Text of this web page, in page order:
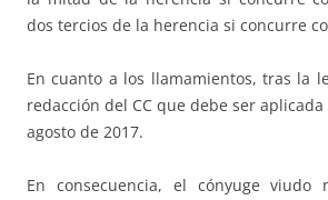
dos tercios de la herencia si concurre
En cuanto a los llamamientos, tras la
redacción del CC que debe ser
agosto de 2017.
En consecuencia, el cónyuge viudo